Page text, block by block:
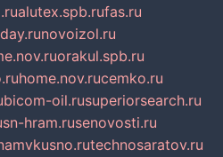
alutex.spb.rufas.ru
novoizol.ru
orakul.spb.ru
home.nov.rucemko.ru
bicom-oil.rusuperiorsearch.ru
sn-hram.rusenovosti.ru
technosaratov.ru